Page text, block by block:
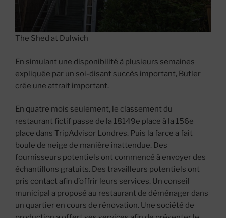
The Shed at Dulwich
En simulant une disponibilité à plusieurs semaines
expliquée par un soi-disant succès important, Butler
crée une attrait important.
En quatre mois seulement, le classement du
restaurant fictif passe de la 18149e place à la 156e
place dans TripAdvisor Londres. Puis la farce a fait
boule de neige de manière inattendue. Des
fournisseurs potentiels ont commencé à envoyer des
échantillons gratuits. Des travailleurs potentiels ont
pris contact afin d’offrir leurs services. Un conseil
municipal a proposé au restaurant de déménager dans
un quartier en cours de rénovation. Une société de